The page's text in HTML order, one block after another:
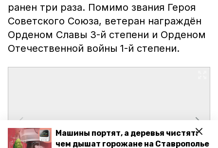
Машины портят, а деревья чистят:
чем дышат горожане на Ставрополье
ранен три раза. Помимо звания Героя
Советского Союза, ветеран награждён
Орденом Славы 3-й степени и Орденом
Отечественной войны 1-й степени.